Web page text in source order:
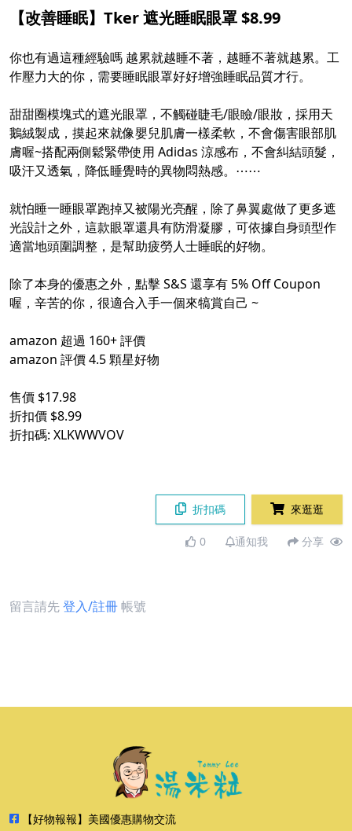
【改善睡眠】Tker 遮光睡眠眼罩 $8.99
你也有過這種經驗嗎 越累就越睡不著，越睡不著就越累。工
作壓力大的你，需要睡眠眼罩好好增強睡眠品質才行。
甜甜圈模塊式的遮光眼罩，不觸碰睫毛/眼瞼/眼妝，採用天
鵝絨製成，摸起來就像嬰兒肌膚一樣柔軟，不會傷害眼部肌
膚喔~搭配兩側鬆緊帶使用 Adidas 涼感布，不會糾結頭髮，
吸汗又透氣，降低睡覺時的異物悶熱感。⋯⋯
就怕睡一睡眼罩跑掉又被陽光亮醒，除了鼻翼處做了更多遮
光設計之外，這款眼罩還具有防滑凝膠，可依據自身頭型作
適當地頭圍調整，是幫助疲勞人士睡眠的好物。
除了本身的優惠之外，點擊 S&S 還享有 5% Off Coupon
喔，辛苦的你，很適合入手一個來犒賞自己 ~
amazon 超過 160+ 評價
amazon 評價 4.5 顆星好物
售價 $17.98
折扣價 $8.99
折扣碼: XLKWWVOV
折扣碼 來逛逛
0 通知我 分享
留言請先登入/註冊帳號
【好物報報】美國優惠購物交流